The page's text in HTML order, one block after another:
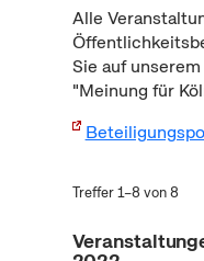
Alle
Sie auf
"Meinung für
Treffer 1–8 von 8